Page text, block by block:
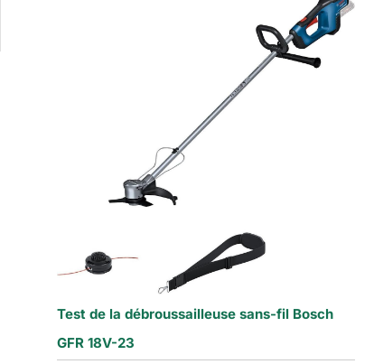
Test de la débroussailleuse sans-fil Bosch
GFR 18V-23